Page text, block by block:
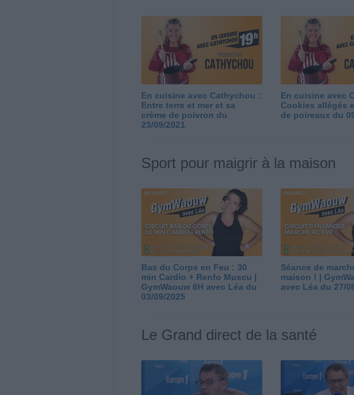
En cuisine avec Cathychou :
Entre terre et mer et sa
crème de poivron du
23/09/2021
En cuisine avec
Cookies allégés
de poireaux du
Sport pour maigrir à la maison
Bas du Corps en Feu : 30
min Cardio + Renfo Muscu |
GymWaouw 8H avec Léa du
03/09/2025
Séance de
maison ! |
avec Léa du 27/
Le Grand direct de la santé